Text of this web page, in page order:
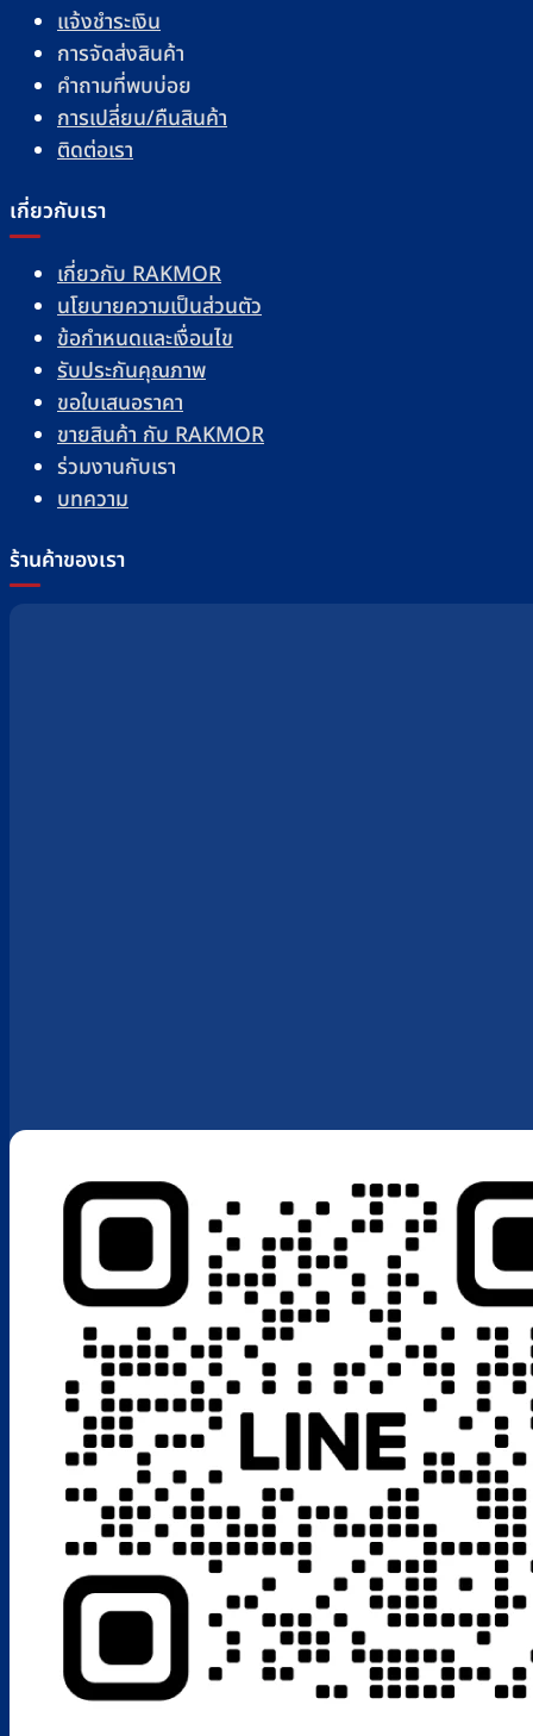
แจ้งชำระเงิน
การจัดส่งสินค้า
คำถามที่พบบ่อย
การเปลี่ยน/คืนสินค้า
ติดต่อเรา
เกี่ยวกับเรา
เกี่ยวกับ RAKMOR
นโยบายความเป็นส่วนตัว
ข้อกำหนดและเงื่อนไข
รับประกันคุณภาพ
ขอใบเสนอราคา
ขายสินค้า กับ RAKMOR
ร่วมงานกับเรา
บทความ
ร้านค้าของเรา